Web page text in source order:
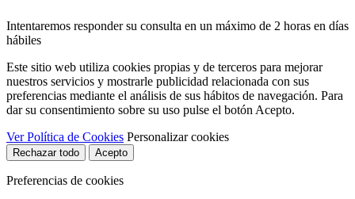
Intentaremos responder su consulta en un máximo de 2 horas en días
hábiles
Este sitio web utiliza cookies propias y de terceros para mejorar
nuestros servicios y mostrarle publicidad relacionada con sus
preferencias mediante el análisis de sus hábitos de navegación. Para
dar su consentimiento sobre su uso pulse el botón Acepto.
Ver Política de Cookies Personalizar cookies
Rechazar todo Acepto
Preferencias de cookies